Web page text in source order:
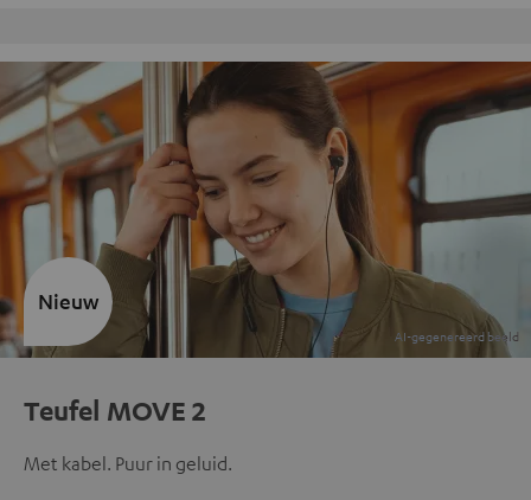
Teufel MOVE 2
Met kabel. Puur in geluid.
Nieuw